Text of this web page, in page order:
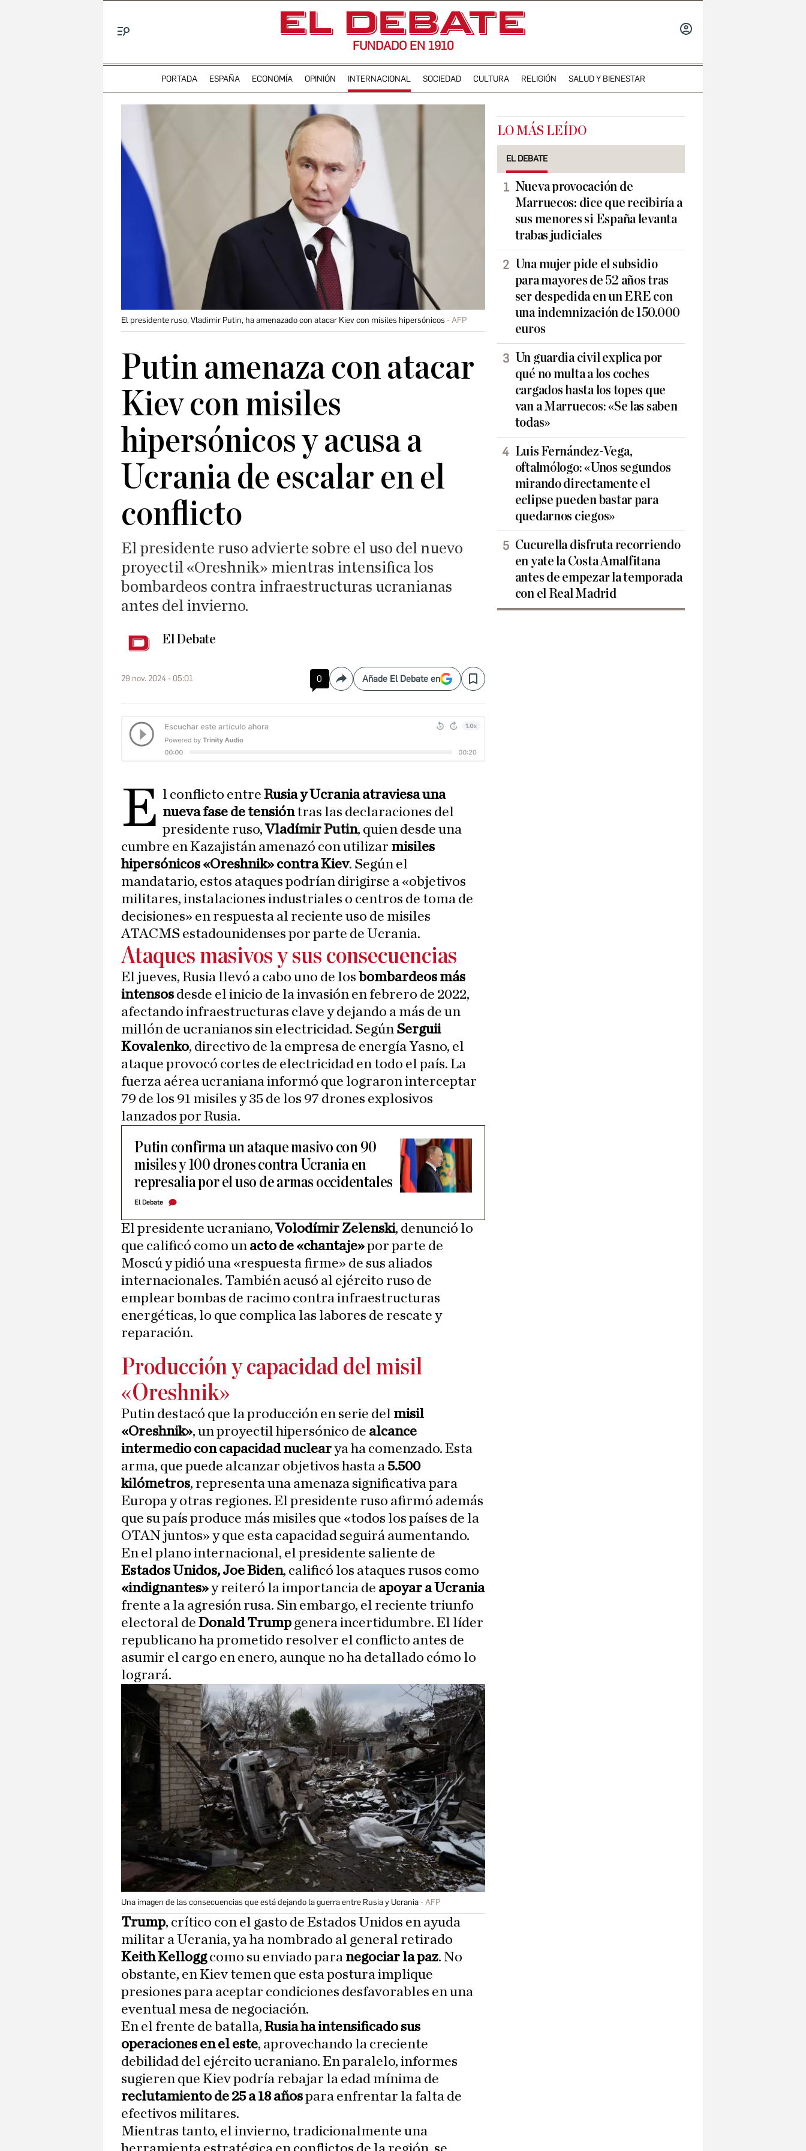
FUNDADO EN 1910
PORTADA ESPAÑA ECONOMÍA OPINIÓN INTERNACIONAL SOCIEDAD CULTURA RELIGIÓN SALUD Y BIENESTAR
El presidente ruso, Vladimir Putin, ha amenazado con atacar Kiev con misiles hipersónicos AFP
Putin amenaza con atacar
Kiev con misiles
hipersónicos y acusa a
Ucrania de escalar en el
conflicto
El presidente ruso advierte sobre el uso del nuevo
proyectil «Oreshnik» mientras intensifica los
bombardeos contra infraestructuras ucranianas
antes del invierno.
El Debate
29 nov. 2024 - 05:01 0 CompartirAñade El Debate en Save
E l conflicto entreRusia y Ucrania atraviesa una
nueva fase de tensióntras las declaraciones del
presidente ruso, Vladímir Putin, quien desde una
cumbre en Kazajistán amenazó con utilizar misiles
hipersónicos «Oreshnik» contra Kiev. Según el
mandatario, estos ataques podrían dirigirse a «objetivos
militares, instalaciones industriales o centros de toma de
decisiones» en respuesta al reciente uso de misiles
ATACMS estadounidenses por parte de Ucrania.
Ataques masivos y sus consecuencias
El jueves, Rusia llevó a cabo uno de los bombardeos más
intensos desde el inicio de la invasión en febrero de 2022,
afectando infraestructuras clave y dejando a más de un
millón de ucranianos sin electricidad. Según Serguii
Kovalenko, directivo de la empresa de energía Yasno, el
ataque provocó cortes de electricidad en todo el país. La
fuerza aérea ucraniana informó que lograron interceptar
79 de los 91 misiles y 35 de los 97 drones explosivos
lanzados por Rusia.
Putin confirma un ataque masivo con 90
misiles y 100 drones contra Ucrania en
represalia por el uso de armas occidentales
El Debate
El presidente ucraniano, Volodímir Zelenski, denunció lo
que calificó como un acto de «chantaje»por parte de
Moscú y pidió una «respuesta firme» de sus aliados
internacionales. También acusó al ejército ruso de
emplear bombas de racimo contra infraestructuras
energéticas, lo que complica las labores de rescate y
reparación.
Producción y capacidad del misil
«Oreshnik»
Putin destacó que la producción en serie del misil
«Oreshnik», un proyectil hipersónico de alcance
intermedio con capacidad nuclearya ha comenzado. Esta
arma, que puede alcanzar objetivos hasta a 5.500
kilómetros, representa una amenaza significativa para
Europa y otras regiones. El presidente ruso afirmó además
que su país produce más misiles que «todos los países de la
OTAN juntos» y que esta capacidad seguirá aumentando.
En el plano internacional, el presidente saliente de
Estados Unidos, Joe Biden, calificó los ataques rusos como
«indignantes»y reiteró la importancia de apoyar a Ucrania
frente a la agresión rusa. Sin embargo, el reciente triunfo
electoral de Donald Trump genera incertidumbre. El líder
republicano ha prometido resolver el conflicto antes de
asumir el cargo en enero, aunque no ha detallado cómo lo
logrará.
Una imagen de las consecuencias que está dejando la guerra entre Rusia y Ucrania AFP
Trump, crítico con el gasto de Estados Unidos en ayuda
militar a Ucrania, ya ha nombrado al general retirado
Keith Kelloggcomo su enviado para negociar la paz. No
obstante, en Kiev temen que esta postura implique
presiones para aceptar condiciones desfavorables en una
eventual mesa de negociación.
En el frente de batalla, Rusia ha intensificado sus
operaciones en el este, aprovechando la creciente
debilidad del ejército ucraniano. En paralelo, informes
sugieren que Kiev podría rebajar la edad mínima de
reclutamiento de 25 a 18 añospara enfrentar la falta de
efectivos militares.
Mientras tanto, el invierno, tradicionalmente una
LO MÁS LEÍDO
EL DEBATE
Nueva provocación de
Marruecos: dice que recibiría a
sus menores si España levanta
trabas judiciales
Una mujer pide el subsidio
para mayores de 52 años tras
ser despedida en un ERE con
una indemnización de 150.000
euros
Un guardia civil explica por
qué no multa a los coches
cargados hasta los topes que
van a Marruecos: «Se las saben
todas»
Luis Fernández-Vega,
oftalmólogo: «Unos segundos
mirando directamente el
eclipse pueden bastar para
quedarnos ciegos»
Cucurella disfruta recorriendo
en yate la Costa Amalfitana
antes de empezar la temporada
con el Real Madrid